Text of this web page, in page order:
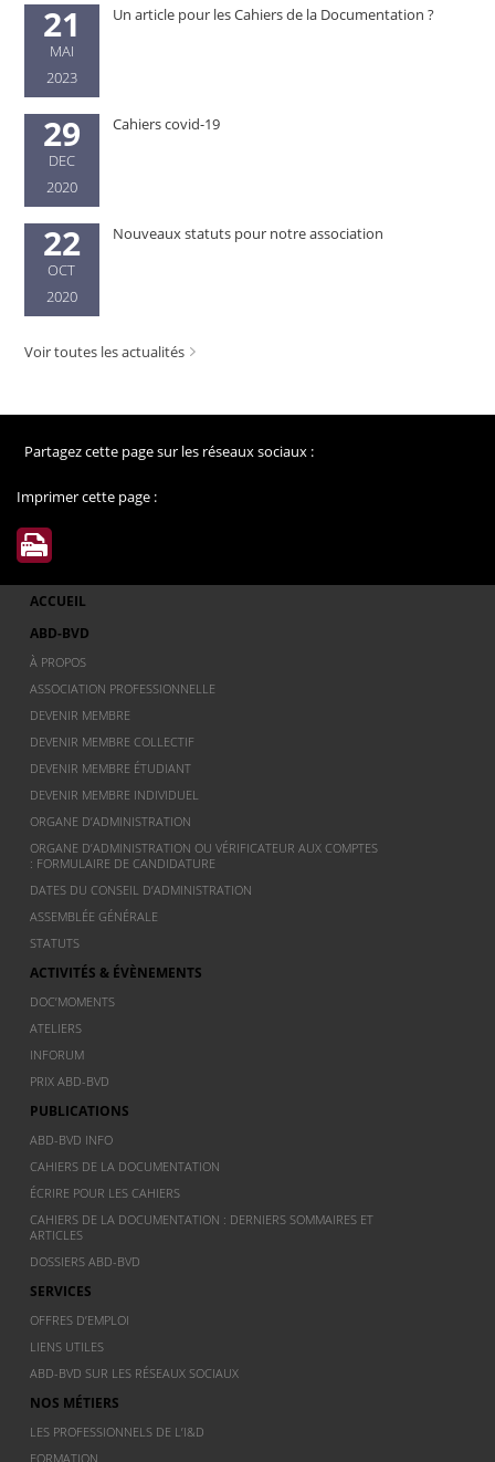
21
MAI
2023
Un article pour les Cahiers de la Documentation ?
29
DEC
2020
Cahiers covid-19
22
OCT
2020
Nouveaux statuts pour notre association
Voir toutes les actualités
Partagez cette page sur les réseaux sociaux :
Imprimer cette page :
ACCUEIL
ABD-BVD
À PROPOS
ASSOCIATION PROFESSIONNELLE
DEVENIR MEMBRE
DEVENIR MEMBRE COLLECTIF
DEVENIR MEMBRE ÉTUDIANT
DEVENIR MEMBRE INDIVIDUEL
ORGANE D’ADMINISTRATION
ORGANE D’ADMINISTRATION OU VÉRIFICATEUR AUX COMPTES
: FORMULAIRE DE CANDIDATURE
DATES DU CONSEIL D’ADMINISTRATION
ASSEMBLÉE GÉNÉRALE
STATUTS
ACTIVITÉS & ÉVÈNEMENTS
DOC’MOMENTS
ATELIERS
INFORUM
PRIX ABD-BVD
PUBLICATIONS
ABD-BVD INFO
CAHIERS DE LA DOCUMENTATION
ÉCRIRE POUR LES CAHIERS
CAHIERS DE LA DOCUMENTATION : DERNIERS SOMMAIRES ET
ARTICLES
DOSSIERS ABD-BVD
SERVICES
OFFRES D’EMPLOI
LIENS UTILES
ABD-BVD SUR LES RÉSEAUX SOCIAUX
NOS MÉTIERS
LES PROFESSIONNELS DE L’I&D
FORMATION